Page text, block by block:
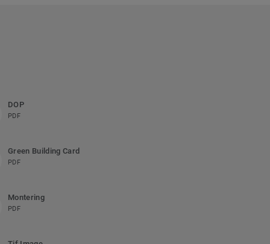
DOP
PDF
Green Building Card
PDF
Montering
PDF